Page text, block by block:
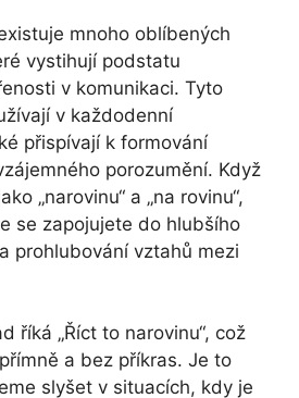
mnoho oblíbených
vystihují podstatu
v komunikaci. Tyto
v každodenní
přispívají k formování
porozumění. Když
„narovinu“ a „na rovinu“,
se zapojujete do hlubšího
prohlubování vztahů mezi
říká „Říct to narovinu“, což
a bez příkras. Je to
slyšet v situacích, kdy je